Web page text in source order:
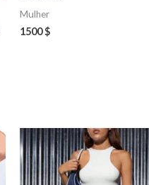
Mulher
1500$